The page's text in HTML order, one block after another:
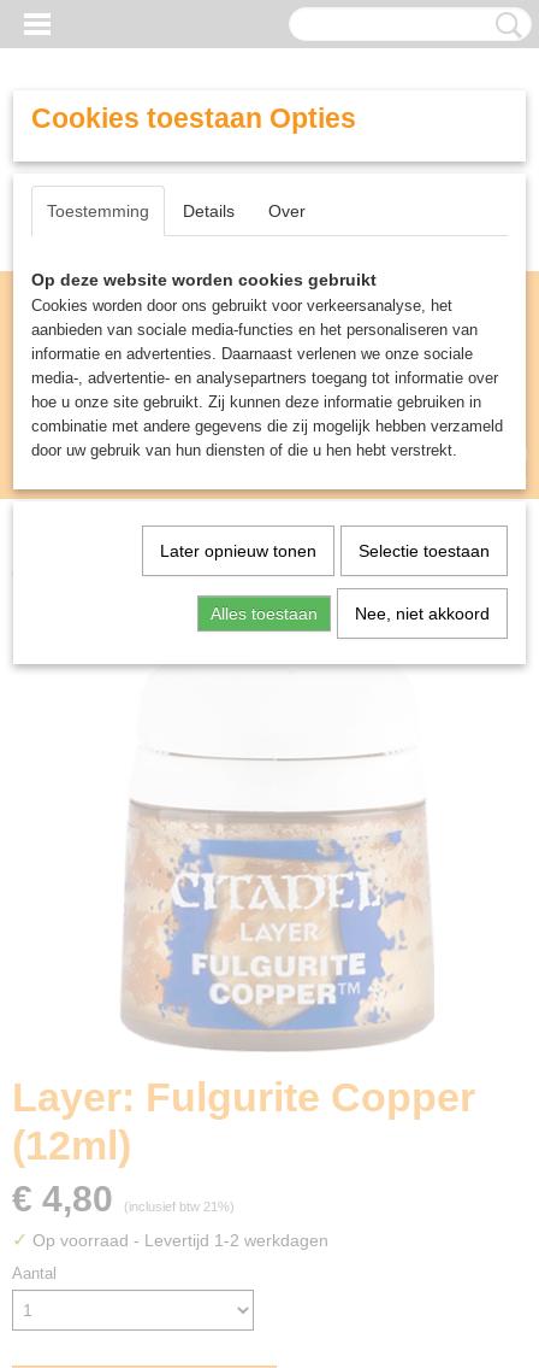
Inloggen Registreren
UW WINKELWAGEN
(0)
Miniature Gaming>Layer: Fulgurite Copper
Layer: Fulgurite Copper
(12ml)
€ 4,80 (inclusief btw 21%)
✓ Op voorraad - Levertijd 1-2 werkdagen
Aantal
Cookies toestaan Opties
Toestemming Details Over
Op deze website worden cookies gebruikt
Cookies worden door ons gebruikt voor verkeersanalyse, het
aanbieden van sociale media-functies en het personaliseren van
informatie en advertenties. Daarnaast verlenen we onze sociale
media-, advertentie- en analysepartners toegang tot informatie over
hoe u onze site gebruikt. Zij kunnen deze informatie gebruiken in
combinatie met andere gegevens die zij mogelijk hebben verzameld
door uw gebruik van hun diensten of die u hen hebt verstrekt.
Later opnieuw tonen Selectie toestaan
Alles toestaan Nee, niet akkoord